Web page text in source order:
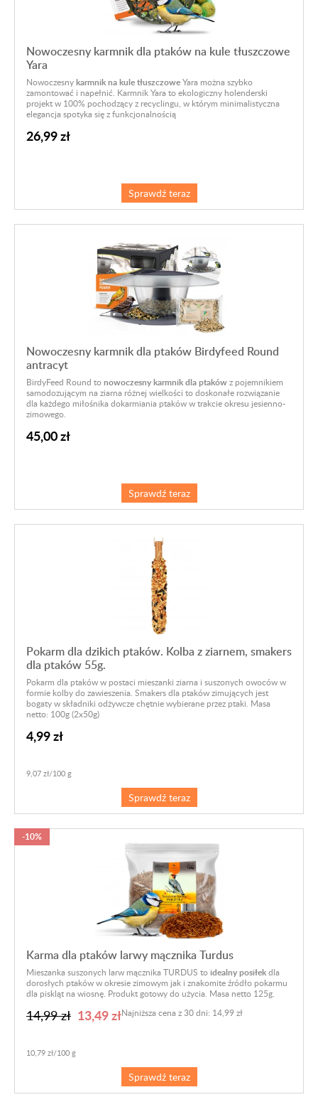
Nowoczesny karmnik dla ptaków na kule tłuszczowe
Yara
Nowoczesnykarmnik na kule tłuszczoweYara można szybko
zamontować i napełnić. Karmnik Yara to ekologiczny holenderski
projekt w 100% pochodzący z recyclingu, w którym minimalistyczna
elegancja spotyka się z funkcjonalnością
26,99 zł
Sprawdź teraz
Nowoczesny karmnik dla ptaków Birdyfeed Round
antracyt
BirdyFeed Round tonowoczesny karmnik dla ptakówz pojemnikiem
samodozującym na ziarna różnej wielkości to doskonałe rozwiązanie
dla każdego miłośnika dokarmiania ptaków w trakcie okresu jesienno-
zimowego.
45,00 zł
Sprawdź teraz
Pokarm dla dzikich ptaków. Kolba z ziarnem, smakers
dla ptaków 55g.
Pokarm dla ptaków w postaci mieszanki ziarna i suszonych owoców w
formie kolby do zawieszenia. Smakers dla ptaków zimujących jest
bogaty w składniki odżywcze chętnie wybierane przez ptaki. Masa
netto: 100g (2x50g)
4,99 zł
9,07 zł/100 g
Sprawdź teraz
Karma dla ptaków larwy mącznika Turdus
-10%
Mieszanka suszonych larw mącznika TURDUS toidealny posiłekdla
dorosłych ptaków w okresie zimowym jak i znakomite źródło pokarmu
dla piskląt na wiosnę. Produkt gotowy do użycia. Masa netto 125g.
14,99 zł 13,49 zł
10,79 zł/100 g
Najniższa cena z 30 dni: 14,99 zł
Sprawdź teraz